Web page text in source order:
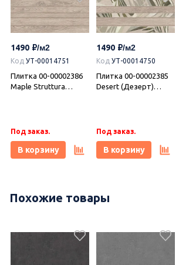
1490
Код УТ-00014751
Плитка 00-00002386
Maple Struttura
Под заказ.
В корзину
1490
Код УТ-00014750
Плитка 00-00002385
Desert (Дезерт)
Под заказ.
В корзину
Похожие товары